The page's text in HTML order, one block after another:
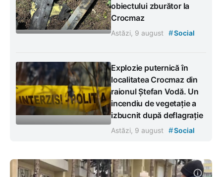
obiectului zburător la
Crocmaz
Astăzi, 9 august #Social
Explozie puternică în
localitatea Crocmaz din
raionul Ștefan Vodă. Un
incendiu de vegetație a
izbucnit după deflagrație
Astăzi, 9 august #Social